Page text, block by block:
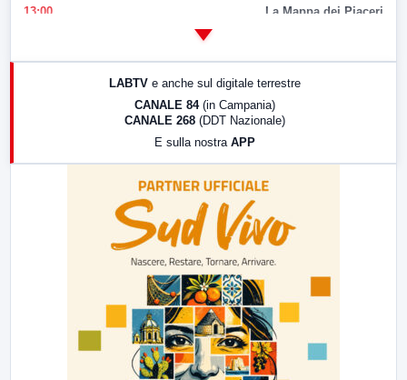
13:00 La Mappa dei Piaceri
LABTV e anche sul digitale terrestre
CANALE 84 (in Campania)
CANALE 268 (DDT Nazionale)
E sulla nostra APP